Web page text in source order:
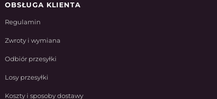
OBSŁUGA KLIENTA
Regulamin
Zwroty i wymiana
Odbiór przesyłki
Losy przesyłki
Koszty i sposoby dostawy